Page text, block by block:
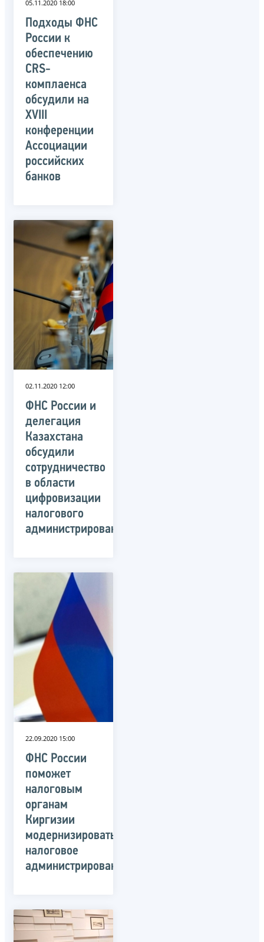
05.11.2020 18:00
Подходы ФНС
России к
обеспечению
CRS-
комплаенса
обсудили на
XVIII
конференции
Ассоциации
российских
банков
02.11.2020 12:00
ФНС России и
делегация
Казахстана
обсудили
сотрудничество
в области
цифровизации
налогового
администрирования
22.09.2020 15:00
ФНС России
поможет
налоговым
органам
Киргизии
модернизировать
налоговое
администрирование